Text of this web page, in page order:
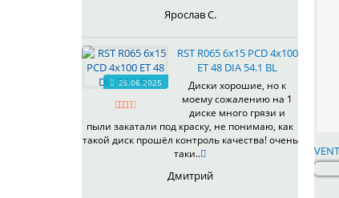
Ярослав С.
26.06.2025
RST R065 6x15 PCD 4x100
ET 48 DIA 54.1 BL
Диски хорошие, но к
моему сожалению на 1
диске много грязи и
пыли закатали под краску, не понимаю, как
такой диск прошёл контроль качества! очень
таки..
Дмитрий